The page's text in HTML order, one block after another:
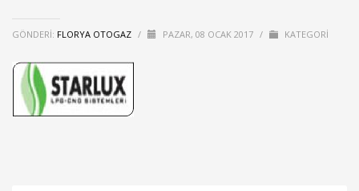
GÖNDERI: FLORYA OTOGAZ / PAZAR, 08 OCAK 2017 / KATEGORI